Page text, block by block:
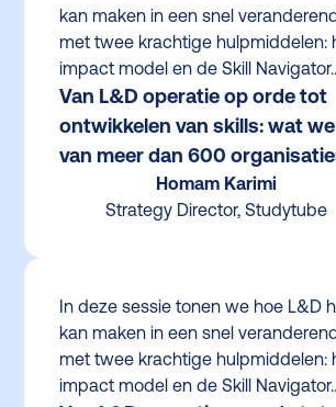
kan maken in een snel
met twee krachtige hulpmiddelen:
impact model en de Skill Navigator..
Van L&D operatie op orde tot
ontwikkelen van skills: wat
van meer dan 600
Homam Karimi
Strategy Director, Studytube
In deze sessie tonen we hoe L&D
kan maken in een snel
met twee krachtige hulpmiddelen:
impact model en de Skill Navigator..